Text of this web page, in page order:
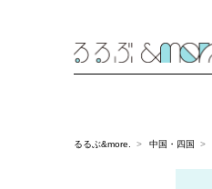
るるぶ&more. 中国・四国